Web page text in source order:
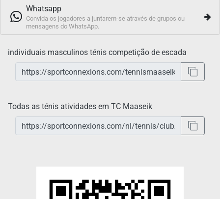
Whatsapp
Convida os jogadores a juntarem-se através de grupos ou
mensagens do WhatsApp.
individuais masculinos ténis competição de escada
Todas as ténis atividades em TC Maaseik